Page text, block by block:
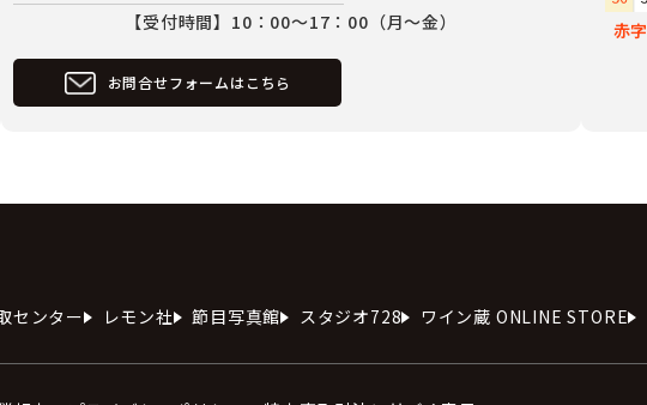
【受付時間】10：00～17：00（月～金）
お問合せフォームはこちら
赤字
センター レモン社 節目写真館 スタジオ728 ワイン蔵 ONLINE STORE